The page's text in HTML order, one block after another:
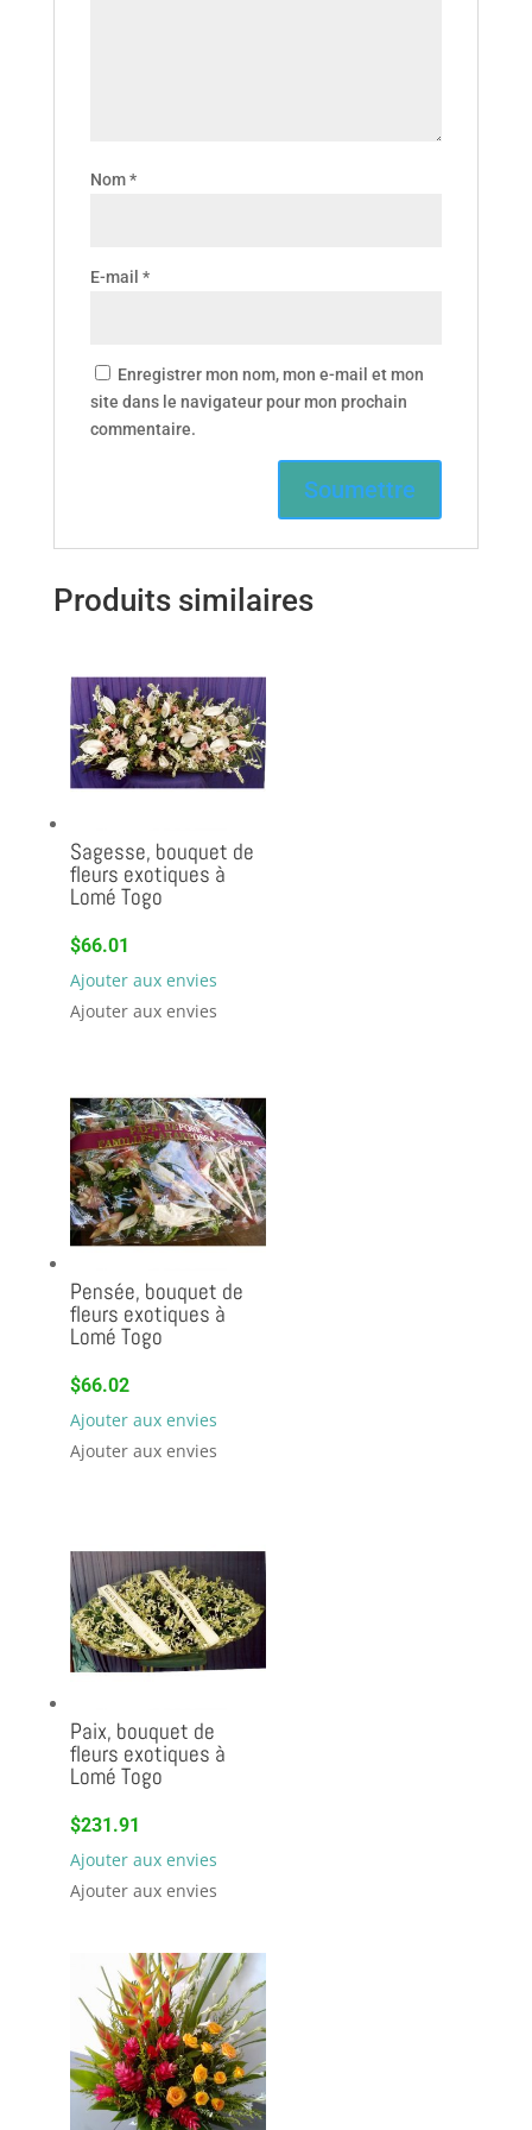
Nom*
E-mail *
Enregistrer mon nom, mon e-mail et mon
site dans le navigateur pour mon prochain
commentaire.
Produits similaires
Sagesse, bouquet de
fleurs exotiques à
Lomé Togo
$66.01
Ajouter aux envies
Ajouter aux envies
Pensée, bouquet de
fleurs exotiques à
Lomé Togo
$66.02
Ajouter aux envies
Ajouter aux envies
Paix, bouquet de
fleurs exotiques à
Lomé Togo
$231.91
Ajouter aux envies
Ajouter aux envies